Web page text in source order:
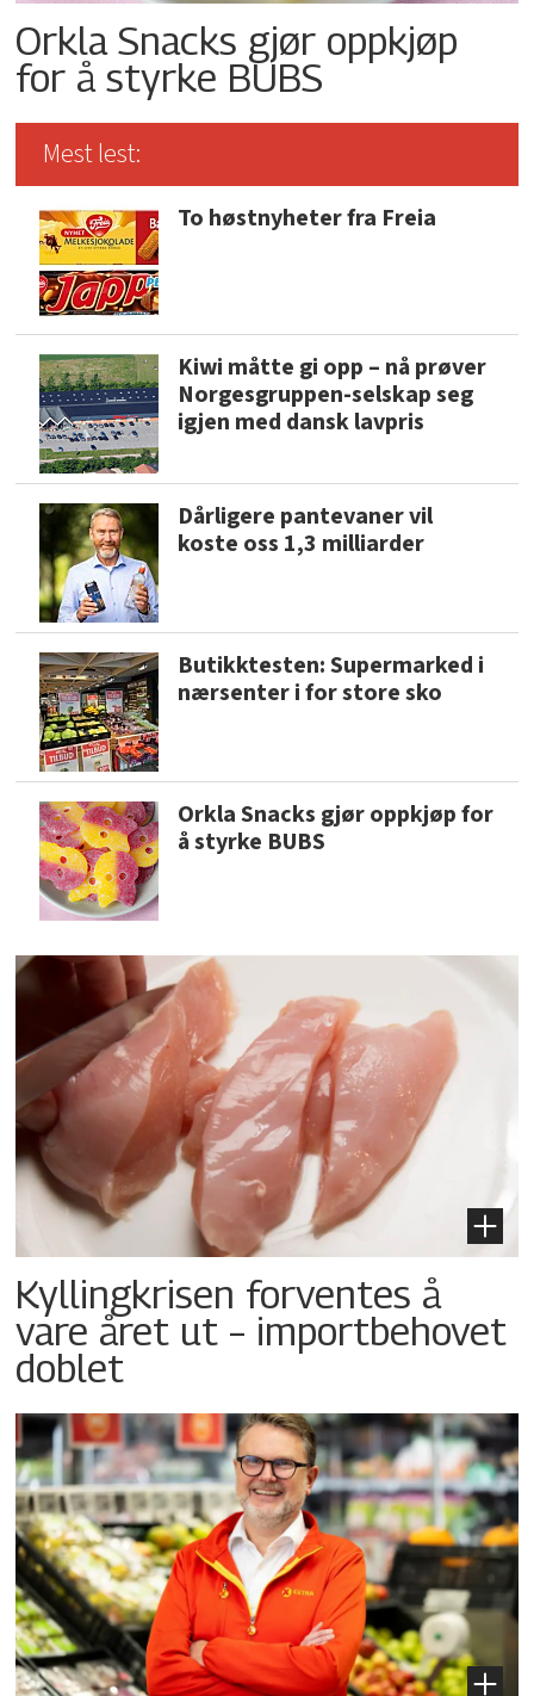
Orkla Snacks gjør oppkjøp
for å styrke BUBS
Mest lest:
To høstnyheter fra Freia
Kiwi måtte gi opp – nå prøver
Norgesgruppen-selskap seg
igjen med dansk lavpris
Dårligere pantevaner vil
koste oss 1,3 milliarder
Butikktesten: Supermarked i
nærsenter i for store sko
Orkla Snacks gjør oppkjøp for
å styrke BUBS
Kyllingkrisen forventes å
vare året ut – importbehovet
doblet